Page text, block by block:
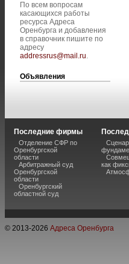
По всем вопросам
касающихся работы
ресурса Адреса
Оренбурга и добавления
в справочник пишите по
адресу
addressrus@mail.ru.
Объявления
Последние фирмы
Отделение СФР по
Оренбургской
области
Арбитражный суд
Оренбургской
области
Оренбургский
областной суд
как
© 2013-2026 Адреса Оренбурга